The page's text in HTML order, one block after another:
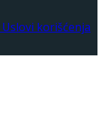
Uslovi korišćenja